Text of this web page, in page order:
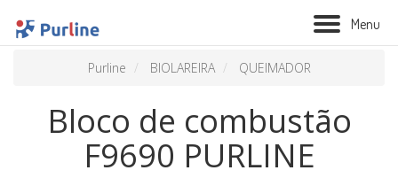
Menu
Purline BIOLAREIRA QUEIMADOR
Bloco de combustão
F9690 PURLINE